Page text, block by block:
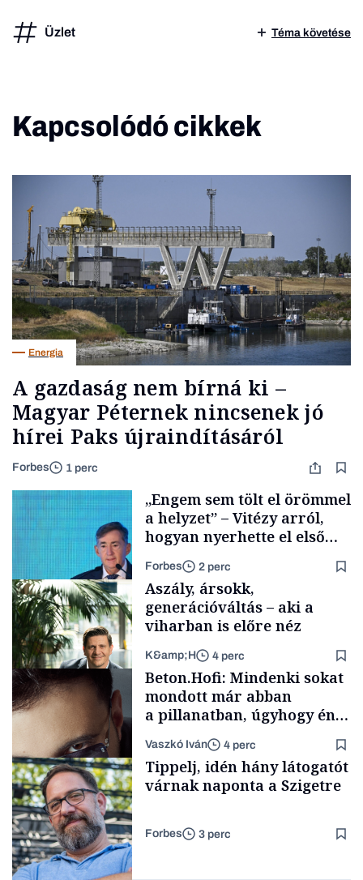
Üzlet Téma követése
Kapcsolódó cikkek
Energia
A gazdaság nem bírná ki –
Magyar Péternek nincsenek jó
hírei Paks újraindításáról
Forbes 1 perc
Elszámoltatás
„Engem sem tölt el örömmel
a helyzet” – Vitézy arról,
hogyan nyerhette el első
tenderét Mészárosék cége a
Tisza-kormány alatt
Forbes 2 perc
TÁMOGATÓI
TARTALOM
Aszály, ársokk,
generációváltás – aki a
viharban is előre néz
K&amp;H 4 perc
Forbes-sztori
Beton.Hofi: Mindenki sokat
mondott már abban
a pillanatban, úgyhogy én
a legsarkosabb
gondolataimat akartam
kimondani
Vaszkó Iván 4 perc
Tippelj, idén hány látogatót
várnak naponta a Szigetre
Forbes 3 perc